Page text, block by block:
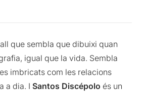
que sembla que dibuixi quan
igual que la vida. Sembla
imbricats com les relacions
a dia. ISantos Discépolo és un